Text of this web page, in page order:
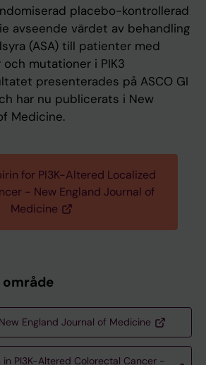
placebo-kontrollerad
avseende värdet av behandling
(ASA) till patienter med
mutationer i PIK3
presenterades på ASCO GI
har nu publicerats i New
Medicine.
for PI3K-Altered Localized
- New England Journal of
Medicine
England Journal of Medicine
in PI3K-Altered Colorectal Cancer -